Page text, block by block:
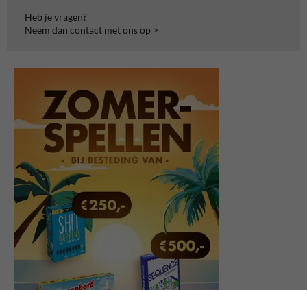
Heb je vragen?
Neem dan contact met ons op >